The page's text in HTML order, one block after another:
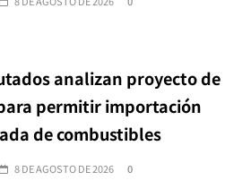
analizan proyecto de
permitir importación
de combustibles
8 DE AGOSTO DE 2026 0